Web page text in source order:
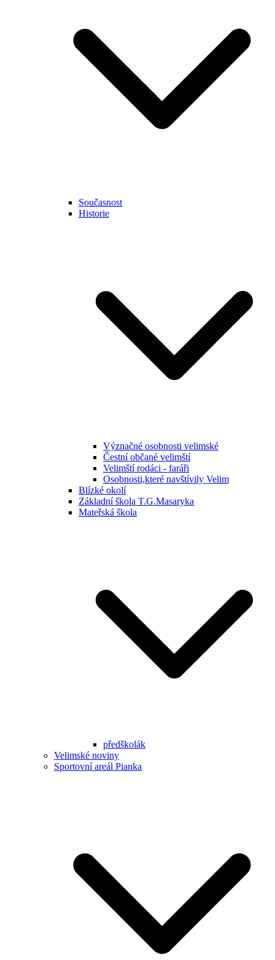
Současnost
Historie
Význačné osobnosti velimské
Čestní občané velimští
Velimští rodáci - faráři
Osobnosti,které navštívily Velim
Blízké okolí
Základní škola T.G.Masaryka
Mateřská škola
předškolák
Velimské noviny
Sportovní areál Pianka